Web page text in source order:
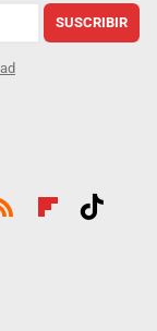
SUSCRIBIR